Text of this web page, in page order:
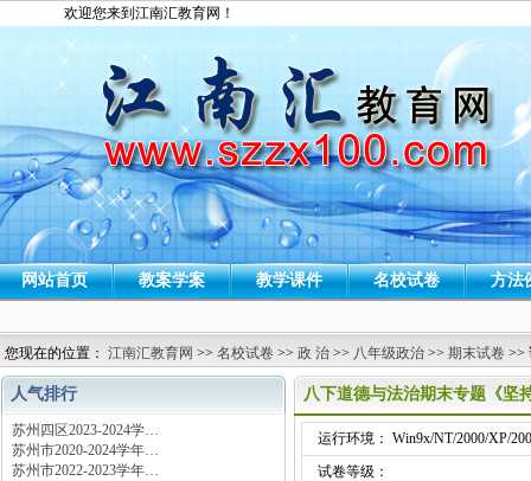
欢迎您来到江南汇教育网！
网站首页 教案学案 教学课件 名校试卷 方法
您现在的位置： 江南汇教育网 >> 名校试卷 >> 政 治 >> 八年级政治 >> 期末试卷 >>
人气排行
苏州四区2023-2024学…
苏州市2020-2024学年…
苏州市2022-2023学年…
八下道德与法治期末专题《坚
运行环境： Win9x/NT/2000/XP/
试卷等级：